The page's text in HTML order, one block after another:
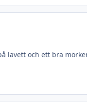
lavett och ett bra